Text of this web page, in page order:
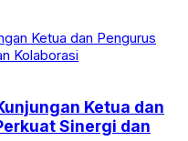
Ketua dan
Sinergi dan